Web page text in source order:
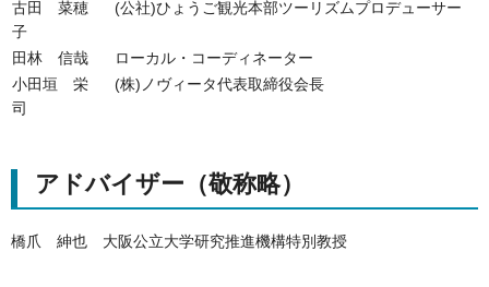
古田 菜穂
子
(公社)ひょうご観光本部ツーリズムプロデューサー
田林 信哉
ローカル・コーディネーター
小田垣 栄
司
(株)ノヴィータ代表取締役会長
アドバイザー（敬称略）
橋爪 紳也 大阪公立大学研究推進機構特別教授